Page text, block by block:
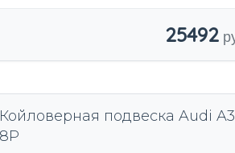
25492
Койловерная подвеска Audi A3
8P